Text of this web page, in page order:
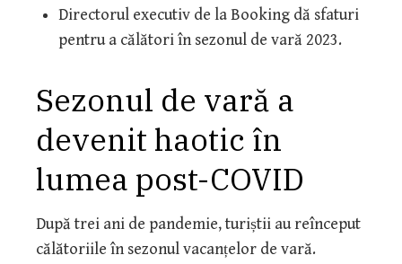
Directorul executiv de la Booking dă sfaturi
pentru a călători în sezonul de vară 2023.
Sezonul de vară a
devenit haotic în
lumea post-COVID
După trei ani de pandemie, turiștii au reînceput
călătoriile în sezonul vacanțelor de vară.